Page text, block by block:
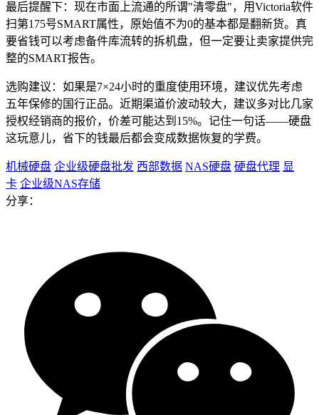
最后提醒下：现在市面上流通的所谓"清零盘"，用Victoria软件
扫第175号SMART属性，原始值不为0的基本都是翻新货。真
要省钱可以考虑备件库流转的拆机盘，但一定要让卖家提供完
整的SMART报告。
选购建议：如果是7×24小时的重度使用环境，建议优先考虑
五年保修的国行正品。近期渠道价波动较大，建议多对比几家
授权经销商的报价，价差可能达到15%。记住一句话——硬盘
这玩意儿，省下的钱最后都会变成数据恢复的学费。
机械硬盘 企业级硬盘批发 西部数据 NAS硬盘 硬盘代理 显
卡 企业级NAS存储
分享：